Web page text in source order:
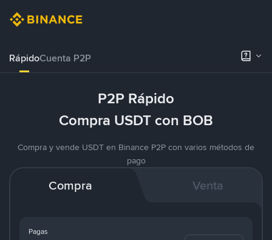
RápidoCuenta P2P
P2P Rápido
Compra USDT con BOB
Compra y vende USDT en Binance P2P con varios métodos de
pago
Compra Venta
Pagas